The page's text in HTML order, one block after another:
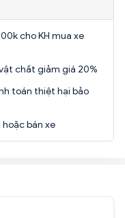
cho KH mua xe
chất giảm giá 20%
toán thiệt hại bảo
hoặc bán xe